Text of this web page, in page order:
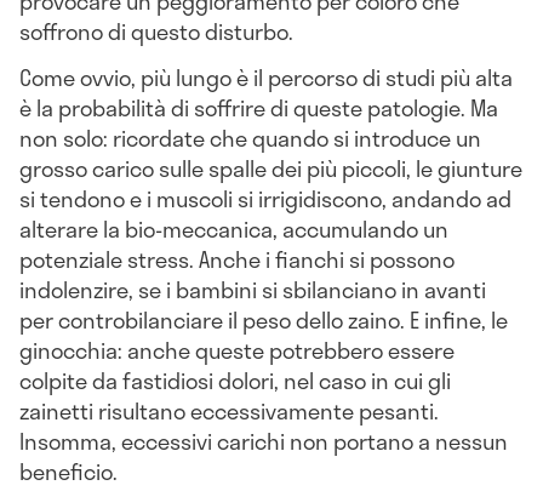
soffrono di questo disturbo.
Come ovvio, più lungo è il percorso di studi più alta
è la probabilità di soffrire di queste patologie. Ma
non solo: ricordate che quando si introduce un
grosso carico sulle spalle dei più piccoli, le giunture
si tendono e i muscoli si irrigidiscono, andando ad
alterare la bio-meccanica, accumulando un
potenziale stress. Anche i fianchi si possono
indolenzire, se i bambini si sbilanciano in avanti
per controbilanciare il peso dello zaino. E infine, le
ginocchia: anche queste potrebbero essere
colpite da fastidiosi dolori, nel caso in cui gli
zainetti risultano eccessivamente pesanti.
Insomma, eccessivi carichi non portano a nessun
beneficio.